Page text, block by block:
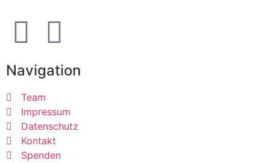
Navigation
Team
Impressum
Datenschutz
Kontakt
Spenden